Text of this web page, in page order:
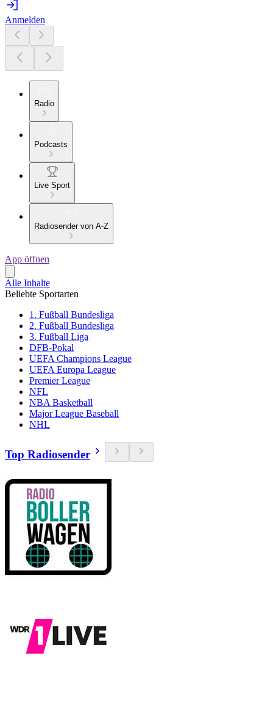
Anmelden
Radio
Podcasts
Live Sport
Radiosender von A-Z
App öffnen
Alle Inhalte
Beliebte Sportarten
1. Fußball Bundesliga
2. Fußball Bundesliga
3. Fußball Liga
DFB-Pokal
UEFA Champions League
UEFA Europa League
Premier League
NFL
NBA Basketball
Major League Baseball
NHL
Top Radiosender